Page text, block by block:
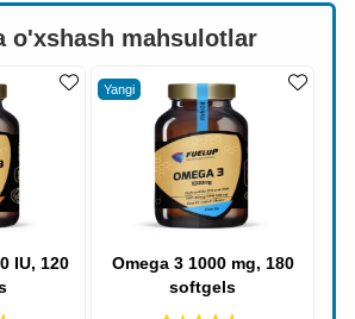
o'xshash mahsulotlar
IU, 120
Yangi
Omega 3 1000 mg, 180
softgels